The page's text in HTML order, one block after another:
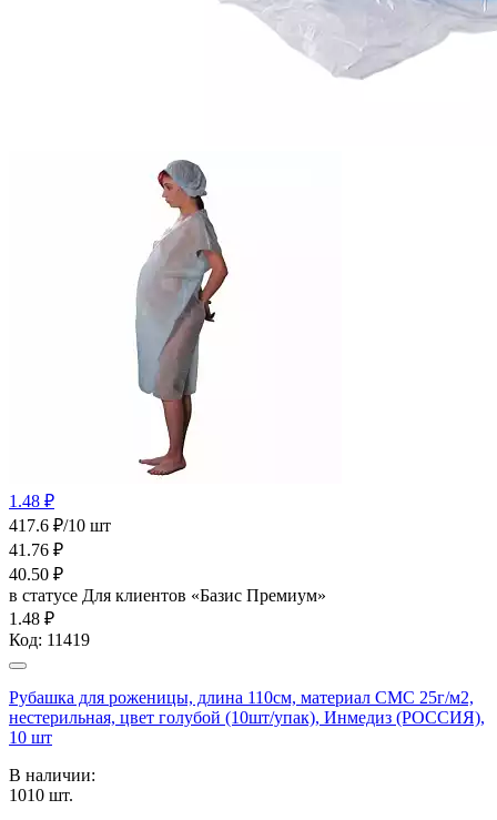
1.48 ₽
417.6 ₽/10 шт
41.76 ₽
40.50 ₽
в статусе Для клиентов «Базис Премиум»
1.48 ₽
Код: 11419
Рубашка для роженицы, длина 110см, материал СМС 25г/м2,
нестерильная, цвет голубой (10шт/упак), Инмедиз (РОССИЯ),
10 шт
В наличии:
1010 шт.